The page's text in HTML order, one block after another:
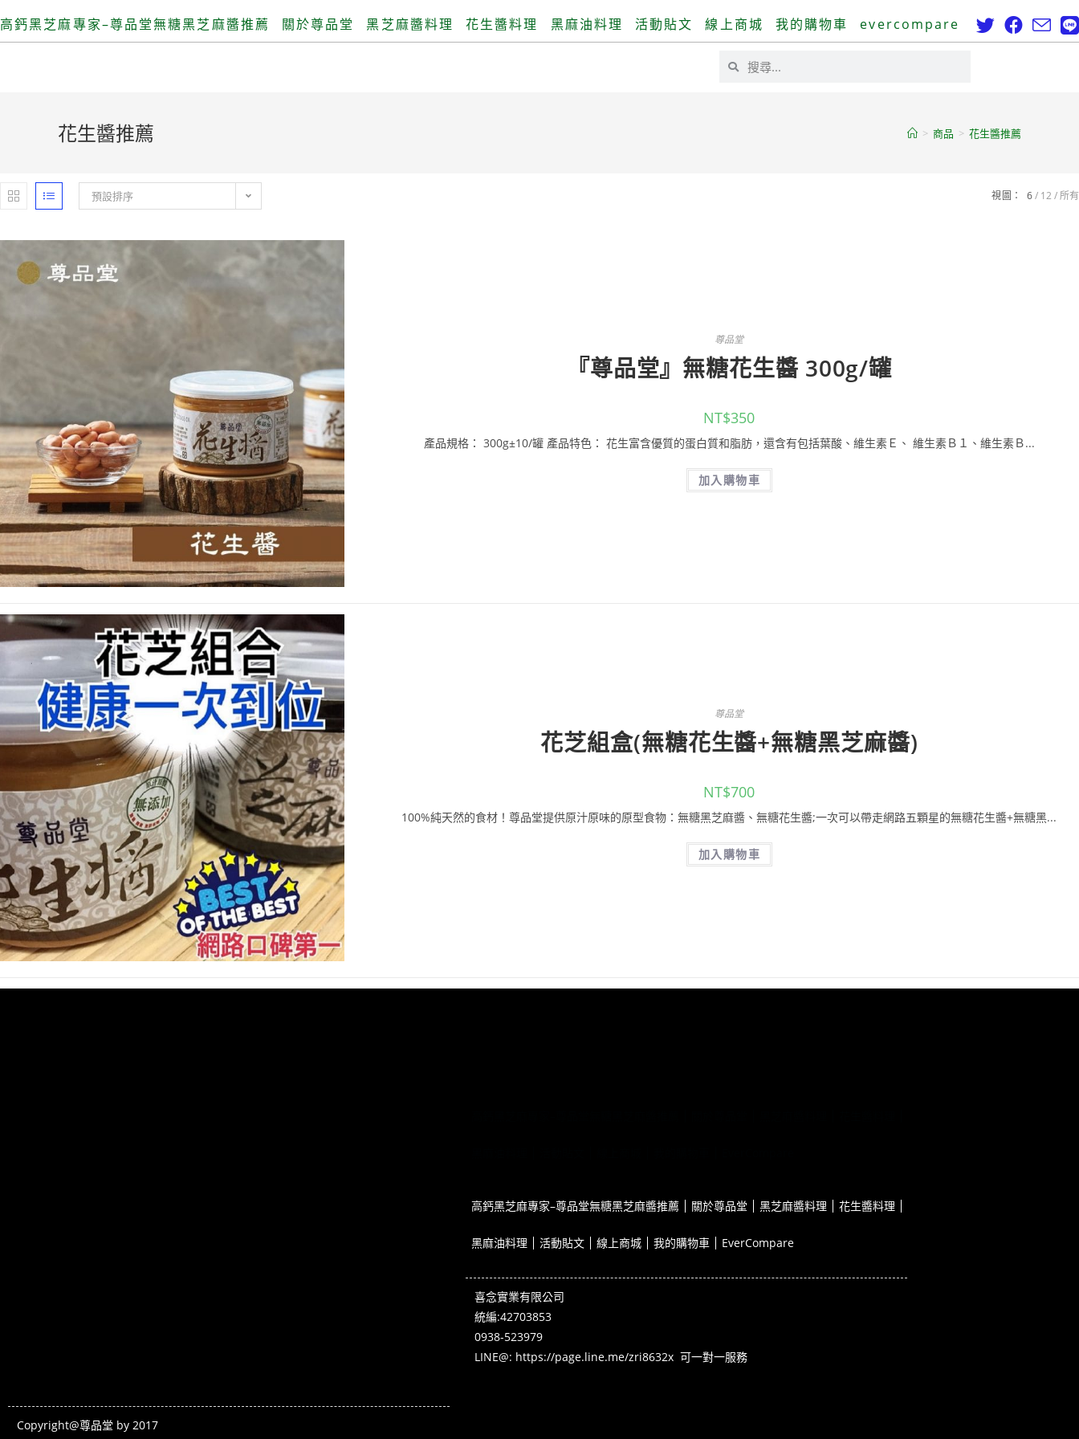
高鈣黑芝麻專家–尊品堂無糖黑芝麻醬推薦 關於尊品堂 黑芝麻醬料理 花生醬料理 黑麻油料理 活動貼文 線上商城 我的購物車 evercompare
花生醬推薦 > 商品 > 花生醬推薦
預設排序 視圖： 6 12 所有
尊品堂
『尊品堂』無糖花生醬 300g/罐
NT$350
產品規格： 300g±10/罐 產品特色： 花生富含優質的蛋白質和脂肪，還含有包括葉酸、維生素Ｅ、 維生素Ｂ１、維生素Ｂ...
加入購物車
尊品堂
花芝組盒(無糖花生醬+無糖黑芝麻醬)
NT$700
100%純天然的食材！尊品堂提供原汁原味的原型食物：無糖黑芝麻醬、無糖花生醬;一次可以帶走網路五顆星的無糖花生醬+無糖黑...
加入購物車
Copyright@尊品堂 by 2017
高鈣黑芝麻專家–尊品堂無糖黑芝麻醬推薦 關於尊品堂 黑芝麻醬料理 花生醬料理
黑麻油料理 活動貼文 線上商城 我的購物車 EverCompare
喜念實業有限公司
統編:42703853
0938-523979
LINE@: https://page.line.me/zri8632x 可一對一服務